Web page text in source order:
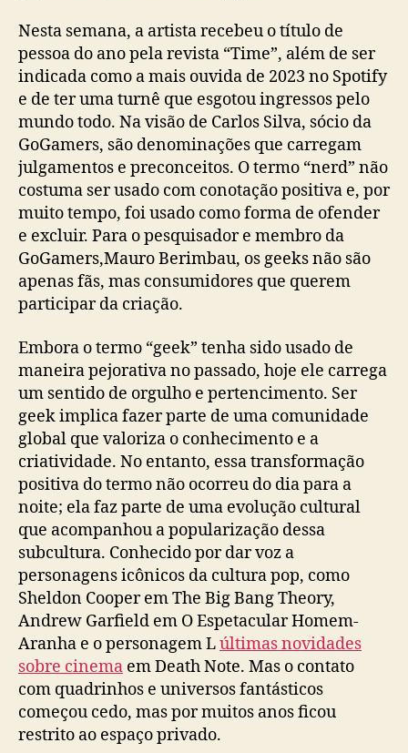
Nesta semana, a artista recebeu o título de
pessoa do ano pela revista “Time”, além de ser
indicada como a mais ouvida de 2023 no Spotify
e de ter uma turnê que esgotou ingressos pelo
mundo todo. Na visão de Carlos Silva, sócio da
GoGamers, são denominações que carregam
julgamentos e preconceitos. O termo “nerd” não
costuma ser usado com conotação positiva e, por
muito tempo, foi usado como forma de ofender
e excluir. Para o pesquisador e membro da
GoGamers,Mauro Berimbau, os geeks não são
apenas fãs, mas consumidores que querem
participar da criação.
Embora o termo “geek” tenha sido usado de
maneira pejorativa no passado, hoje ele carrega
um sentido de orgulho e pertencimento. Ser
geek implica fazer parte de uma comunidade
global que valoriza o conhecimento e a
criatividade. No entanto, essa transformação
positiva do termo não ocorreu do dia para a
noite; ela faz parte de uma evolução cultural
que acompanhou a popularização dessa
subcultura. Conhecido por dar voz a
personagens icônicos da cultura pop, como
Sheldon Cooper em The Big Bang Theory,
Andrew Garfield em O Espetacular Homem-
Aranha e o personagem Lúltimas novidades
sobre cinema em Death Note. Mas o contato
com quadrinhos e universos fantásticos
começou cedo, mas por muitos anos ficou
restrito ao espaço privado.